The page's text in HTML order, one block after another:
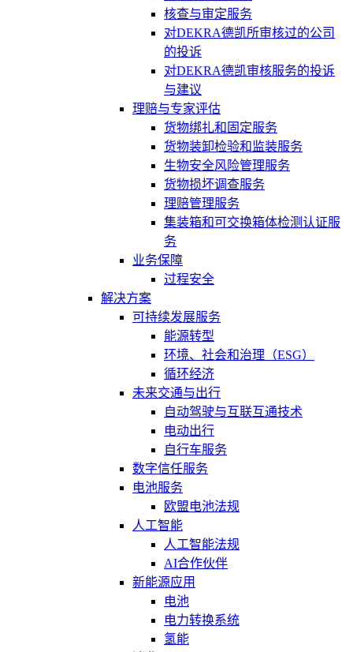
核查与审定服务
对DEKRA德凯所审核过的公司
的投诉
对DEKRA德凯审核服务的投诉
与建议
理赔与专家评估
货物绑扎和固定服务
货物装卸检验和监装服务
生物安全风险管理服务
货物损坏调查服务
理赔管理服务
集装箱和可交换箱体检测认证服
务
业务保障
过程安全
解决方案
可持续发展服务
能源转型
环境、社会和治理（ESG）
循环经济
未来交通与出行
自动驾驶与互联互通技术
电动出行
自行车服务
数字信任服务
电池服务
欧盟电池法规
人工智能
人工智能法规
AI合作伙伴
新能源应用
电池
电力转换系统
氢能